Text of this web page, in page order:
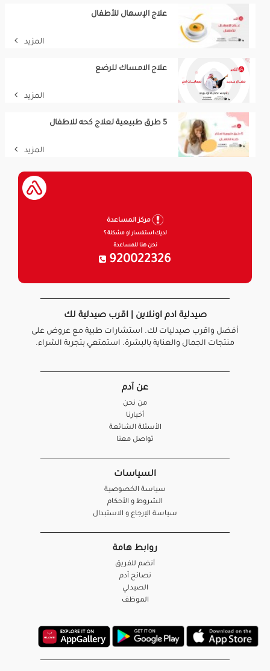
علاج الإسهال للأطفال
المزيد
علاج الامساك للرضع
المزيد
5 طرق طبيعية لعلاج كحه للاطفال
المزيد
مركز المساعدة
لديك استفسار او مشكلة ؟
نحن هنا للمساعدة
920022326
صيدلية ادم اونلاين | اقرب صيدلية لك
أفضل واقرب صيدليات لك. استشارات طبية مع عروض على
منتجات الجمال والعناية بالبشرة. استمتعي بتجربة الشراء.
عن آدم
من نحن
أخبارنا
الأسئلة الشائعة
تواصل معنا
السياسات
سياسة الخصوصية
الشروط و الأحكام
سياسة الإرجاع و الاستبدال
روابط هامة
أنضم للفريق
نصائح آدم
الصيدلي
الموظف